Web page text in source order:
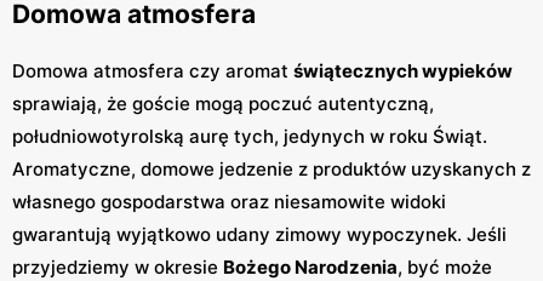
Domowa atmosfera
Domowa atmosfera czy aromat świątecznych wypieków
sprawiają, że goście mogą poczuć autentyczną,
południowotyrolską aurę tych, jedynych w roku Świąt.
Aromatyczne, domowe jedzenie z produktów uzyskanych z
własnego gospodarstwa oraz niesamowite widoki
gwarantują wyjątkowo udany zimowy wypoczynek. Jeśli
przyjedziemy w okresie Bożego Narodzenia, być może